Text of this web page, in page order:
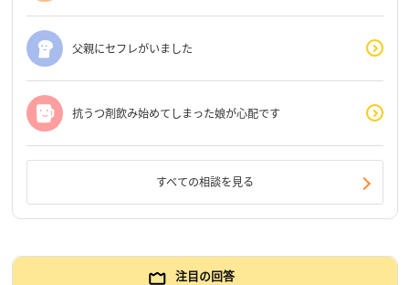
父親にセフレがいました
抗うつ剤飲み始めてしまった娘が心配です
すべての相談を見る
注目の回答